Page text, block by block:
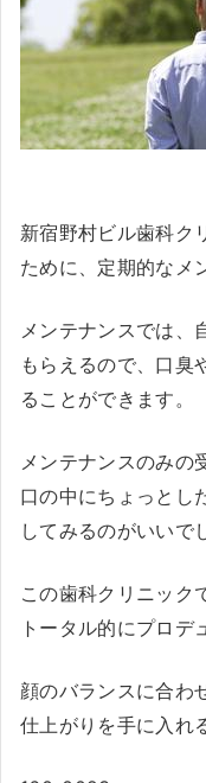
新宿野村ビル歯科ク
ために、定期的なメ
メンテナンスでは、
もらえるので、口臭
ることができます。
メンテナンスのみの
口の中にちょっとし
してみるのがいいで
この歯科クリニック
トータル的にプロデ
顔のバランスに合わ
仕上がりを手に入れ